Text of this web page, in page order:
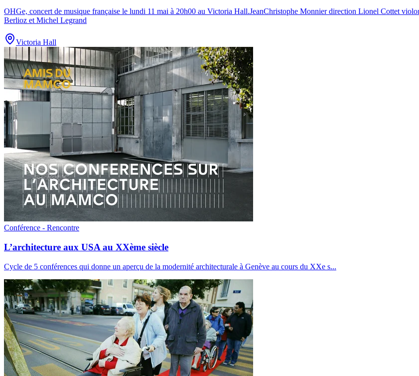
OHGe, concert de musique française le lundi 11 mai à 20h00 au Victoria Hall.JeanChristophe Monnier direction Lionel Cottet
Berlioz et Michel Legrand
Victoria Hall
Conférence - Rencontre
L’architecture aux USA au XXème siècle
Cycle de 5 conférences qui donne un aperçu de la modernité architecturale à Genève au cours du XXe s...